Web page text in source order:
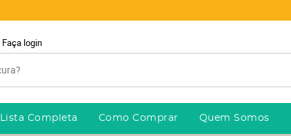
Faça login
Lista Completa Como Comprar Quem Somos